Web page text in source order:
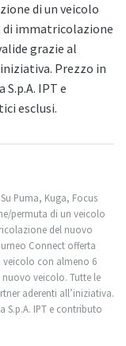
di un veicolo
di immatricolazione
grazie al
Prezzo in
IPT e
esclusi.
Puma, Kuga, Focus
permuta di un veicolo
del nuovo
Connect offerta
con almeno 6
veicolo. Tutte le
aderenti all’iniziativa.
IPT e contributo